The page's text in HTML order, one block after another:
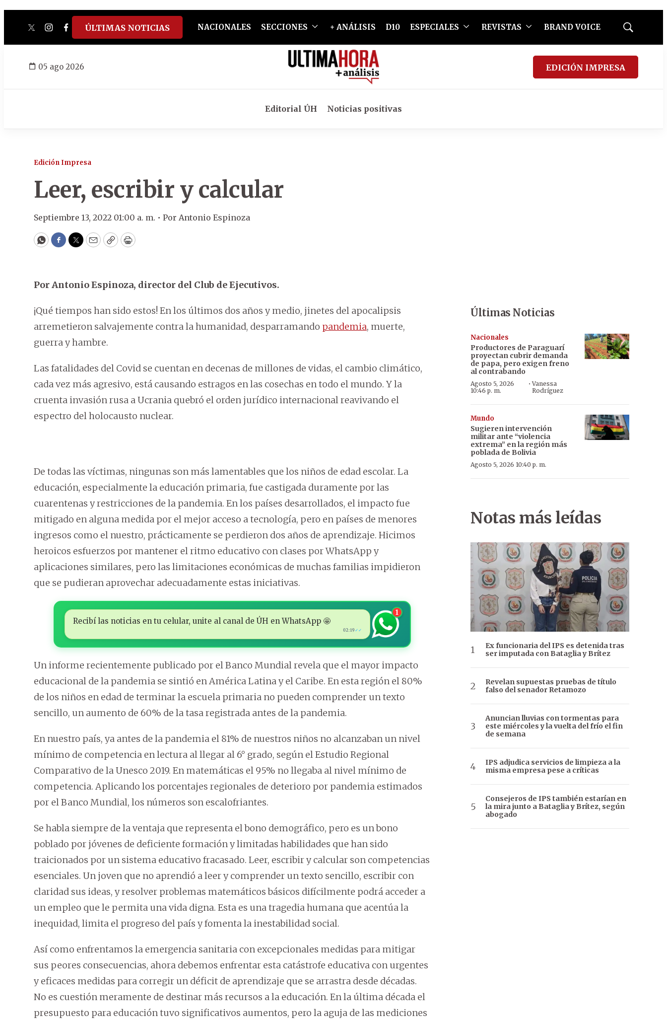
twitterinstagram
facebook
tiktokyoutube
spotify
ÚLTIMAS NOTICIAS NACIONALES SECCIONES + ANÁLISIS D10 ESPECIALES REVISTAS BRAND VOICE
Mostrar
05 ago 2026 EDICIÓN IMPRESA
Editorial ÚH Noticias positivas
Edición Impresa
Leer, escribir y calcular
Septiembre 13, 2022 01:00 a. m. • Por Antonio Espinoza
WhatsApp
Facebook
Twitter
EmailCopyPrint
Por Antonio Espinoza, director del Club de Ejecutivos.
¡Qué tiempos han sido estos! En los últimos dos años y medio, jinetes del apocalipsis
arremetieron salvajemente contra la humanidad, desparramando pandemia, muerte,
guerra y hambre.
Las fatalidades del Covid se cuentan en decenas de millones de vidas, el cambio climático,
cada vez más agresivo, está causando estragos en las cosechas en todo el mundo. Y la
cruenta invasión rusa a Ucrania quebró el orden jurídico internacional reavivando el
espectro del holocausto nuclear.
De todas las víctimas, ningunas son más lamentables que los niños de edad escolar. La
educación, especialmente la educación primaria, fue castigada duramente por las
cuarentenas y restricciones de la pandemia. En los países desarrollados, el impacto fue
mitigado en alguna medida por el mejor acceso a tecnología, pero en países de menores
ingresos como el nuestro, prácticamente se perdieron dos años de aprendizaje. Hicimos
heroicos esfuerzos por mantener el ritmo educativo con clases por WhatsApp y
aplicaciones similares, pero las limitaciones económicas de muchas familias impidieron
que se pudieran aprovechar adecuadamente estas iniciativas.
Recibí las noticias en tu celular, unite al canal de ÚH en WhatsApp 🤩
02:19 ✓✓
1
Un informe recientemente publicado por el Banco Mundial revela que el mayor impacto
educacional de la pandemia se sintió en América Latina y el Caribe. En esta región el 80%
de los niños en edad de terminar la escuela primaria no pueden comprender un texto
sencillo, un aumento de 60% de la tasa registrada antes de la pandemia.
En nuestro país, ya antes de la pandemia el 81% de nuestros niños no alcanzaban un nivel
mínimo de competencia en lectura al llegar al 6° grado, según el Estudio Regional
Comparativo de la Unesco 2019. En matemáticas el 95% no llegaba al nivel mínimo de
competencia. Aplicando los porcentajes regionales de deterioro por pandemia estimados
por el Banco Mundial, los números son escalofriantes.
Se habla siempre de la ventaja que representa el bono demográfico, pero es un bono
poblado por jóvenes de deficiente formación y limitadas habilidades que han sido
traicionados por un sistema educativo fracasado. Leer, escribir y calcular son competencias
esenciales. Un joven que no aprendió a leer y comprender un texto sencillo, escribir con
claridad sus ideas, y resolver problemas matemáticos básicos difícilmente podrá acceder a
un empleo que le permita una vida digna. Esta es una tragedia humana que acentúa la
inequidad, limita el progreso del país y fomenta la inestabilidad social.
Así como enfrentamos la emergencia sanitaria con excepcionales medidas para mitigar
sus peores consecuencias, ahora debemos enfrentar esta catástrofe educativa con urgentes
y eficaces medidas para corregir un déficit de aprendizaje que se arrastra desde décadas.
No es cuestión meramente de destinar más recursos a la educación. En la última década el
presupuesto para educación tuvo significativos aumentos, pero la aguja de las mediciones
Últimas Noticias
Nacionales
Productores de Paraguarí
proyectan cubrir demanda
de papa, pero exigen freno
al contrabando
Agosto 5, 2026
10:46 p. m.
·Vanessa
Rodríguez
Mundo
Sugieren intervención
militar ante “violencia
extrema” en la región más
poblada de Bolivia
Agosto 5, 2026 10:40 p. m.
Notas más leídas
Ex funcionaria del IPS es detenida tras
ser imputada con Bataglia y Brítez
Revelan supuestas pruebas de título
falso del senador Retamozo
Anuncian lluvias con tormentas para
este miércoles y la vuelta del frío el fin
de semana
IPS adjudica servicios de limpieza a la
misma empresa pese a críticas
Consejeros de IPS también estarían en
la mira junto a Bataglia y Brítez, según
abogado